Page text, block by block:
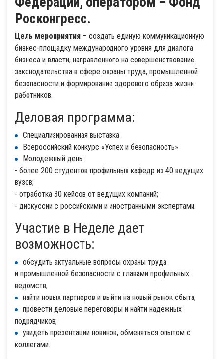
Росконгресс.
Цель мероприятия – создать единую коммуникационную
бизнес-площадку международного уровня для диалога
бизнеса и власти, направленного на совершенствование
законодательства в сфере охраны труда, промышленной
безопасности и формирование здорового образа жизни
работников.
Деловая программа:
Специализированная выставка
Всероссийский конкурс «Успех и безопасность»
Молодежный день:
- более 200 студентов профильных кафедр из 40 ведущих
вузов;
- отработка 30 кейсов от ведущих компаний;
- дискуссии с российскими и иностранными экспертами.
Участие в Неделе дает
возможность:
обсудить актуальные вопросы охраны труда
и промышленной безопасности с главами профильных
ведомств;
найти новых партнеров и выйти на новый рынок сбыта;
провести деловые переговоры и найти надежных
подрядчиков;
увидеть презентации новинок, обменяться опытом с
коллегами.